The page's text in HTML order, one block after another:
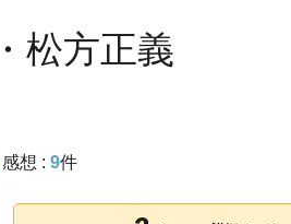
松方正義
感想 : 9件